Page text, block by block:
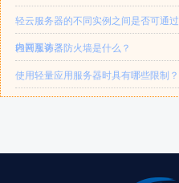
轻云服务器的不同实例之间是否可通过
内网互访？
轻云服务器防火墙是什么？
使用轻量应用服务器时具有哪些限制？